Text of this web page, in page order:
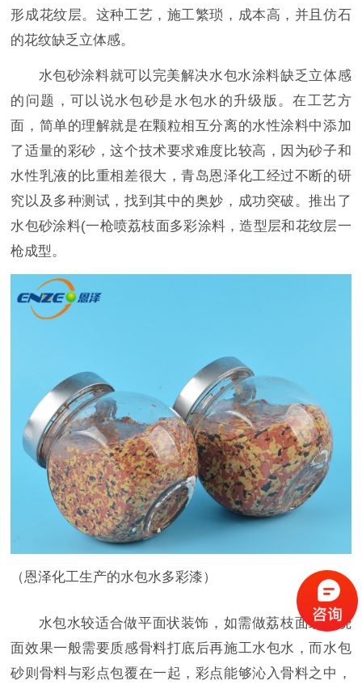
形成花纹层。这种工艺，施工繁琐，成本高，并且仿石
的花纹缺乏立体感。
水包砂涂料就可以完美解决水包水涂料缺乏立体感
的问题，可以说水包砂是水包水的升级版。在工艺方
面，简单的理解就是在颗粒相互分离的水性涂料中添加
了适量的彩砂，这个技术要求难度比较高，因为砂子和
水性乳液的比重相差很大，青岛恩泽化工经过不断的研
究以及多种测试，找到其中的奥妙，成功突破。推出了
水包砂涂料(一枪喷荔枝面多彩涂料，造型层和花纹层一
枪成型。
（恩泽化工生产的水包水多彩漆）
水包水较适合做平面状装饰，如需做荔枝面或火烧
面效果一般需要质感骨料打底后再施工水包水，而水包
砂则骨料与彩点包覆在一起，彩点能够沁入骨料之中，